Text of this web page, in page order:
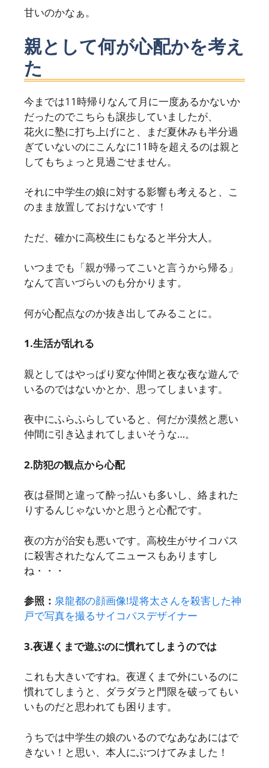
甘いのかなぁ。
親として何が心配かを考え
た
今までは11時帰りなんて月に一度あるかないか
だったのでこちらも譲歩していましたが、
花火に塾に打ち上げにと、まだ夏休みも半分過
ぎていないのにこんなに11時を超えるのは親と
してもちょっと見過ごせません。
それに中学生の娘に対する影響も考えると、こ
のまま放置しておけないです！
ただ、確かに高校生にもなると半分大人。
いつまでも「親が帰ってこいと言うから帰る」
なんて言いづらいのも分かります。
何が心配点なのか抜き出してみることに。
1.生活が乱れる
親としてはやっぱり変な仲間と夜な夜な遊んで
いるのではないかとか、思ってしまいます。
夜中にふらふらしていると、何だか漠然と悪い
仲間に引き込まれてしまいそうな…。
2.防犯の観点から心配
夜は昼間と違って酔っ払いも多いし、絡まれた
りするんじゃないかと思うと心配です。
夜の方が治安も悪いです。高校生がサイコパス
に殺害されたなんてニュースもありますし
ね・・・
参照： 泉龍都の顔画像!堤将太さんを殺害した神
戸で写真を撮るサイコパスデザイナー
3.夜遅くまで遊ぶのに慣れてしまうのでは
これも大きいですね。夜遅くまで外にいるのに
慣れてしまうと、ダラダラと門限を破ってもい
いものだと思われても困ります。
うちでは中学生の娘のいるのでなあなあにはで
きない！と思い、本人にぶつけてみました！